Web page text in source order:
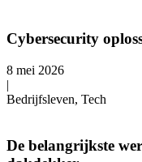
Cybersecurity
8 mei 2026
|
Bedrijfsleven, Tech
De belangrijkste